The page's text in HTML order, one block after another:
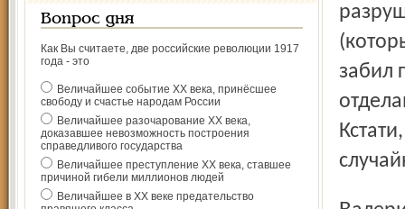
Вопрос дня
Как Вы считаете, две российские революции 1917
года - это
Величайшее событие ХХ века, принёсшее
свободу и счастье народам России
Величайшее разочарование ХХ века,
доказавшее невозможность построения
справедливого государства
Величайшее преступление ХХ века, ставшее
причиной гибели миллионов людей
Величайшее в ХХ веке предательство
забил